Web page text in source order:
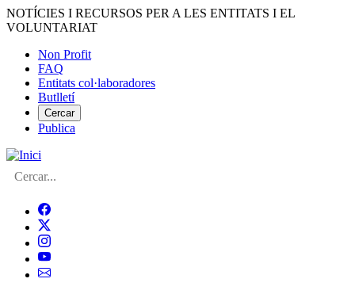
Vés
al
NOTÍCIES I RECURSOS PER A LES ENTITATS I EL
VOLUNTARIAT
Menú
del
compte
d'usuari
Non Profit
FAQ
Entitats col·laboradores
Butlletí
Cercar
Publica
Cerca